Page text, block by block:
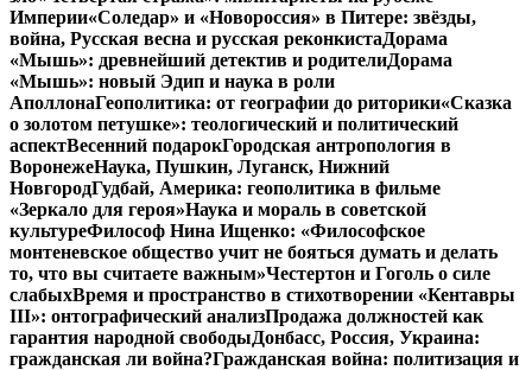
Империи«Соледар» и «Новороссия» в Питере: звёзды,
война, Русская весна и русская реконкистаДорама
«Мышь»: древнейший детектив и родителиДорама
«Мышь»: новый Эдип и наука в роли
АполлонаГеополитика: от географии до риторики«Сказка
о золотом петушке»: теологический и политический
аспектВесенний подарокГородская антропология в
ВоронежеНаука, Пушкин, Луганск, Нижний
НовгородГудбай, Америка: геополитика в фильме
«Зеркало для героя»Наука и мораль в советской
культуреФилософ Нина Ищенко: «Философское
монтеневское общество учит не бояться думать и делать
то, что вы считаете важным»Честертон и Гоголь о силе
слабыхВремя и пространство в стихотворении «Кентавры
III»: онтографический анализПродажа должностей как
гарантия народной свободыДонбасс, Россия, Украина:
гражданская ли война?Гражданская война: политизация и